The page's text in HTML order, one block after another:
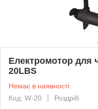
Електромотор для
20LBS
Немає в наявності
Код: W-20
Роздріб